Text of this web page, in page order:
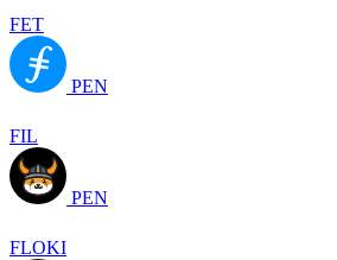
FET
PEN
FIL
PEN
FLOKI